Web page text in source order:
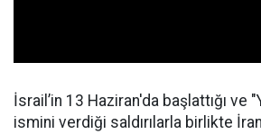
İsrail’in 13 Haziran'da başlattığı ve
ismini verdiği saldırılarla birlikte